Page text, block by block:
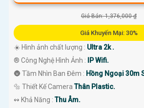
Giá Bán: 1,376,000 ₫
Giá Khuyến Mại: 30%
☀️ Hình ảnh chất lượng : Ultra 2k .
®️ Công Nghệ Hình Ảnh :
IP Wifi.
🌚 Tầm Nhìn Ban Đêm : Hồng Ngoại 30m
🔩 Thiết Kế CameraThân Plastic.
️↭ Khả Năng :Thu Âm.